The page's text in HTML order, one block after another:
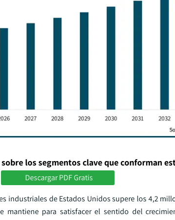
los segmentos clave que conforman
Descargar PDF Gratis
industriales de Estados Unidos supere los 4,2
mantiene para satisfacer el sentido del